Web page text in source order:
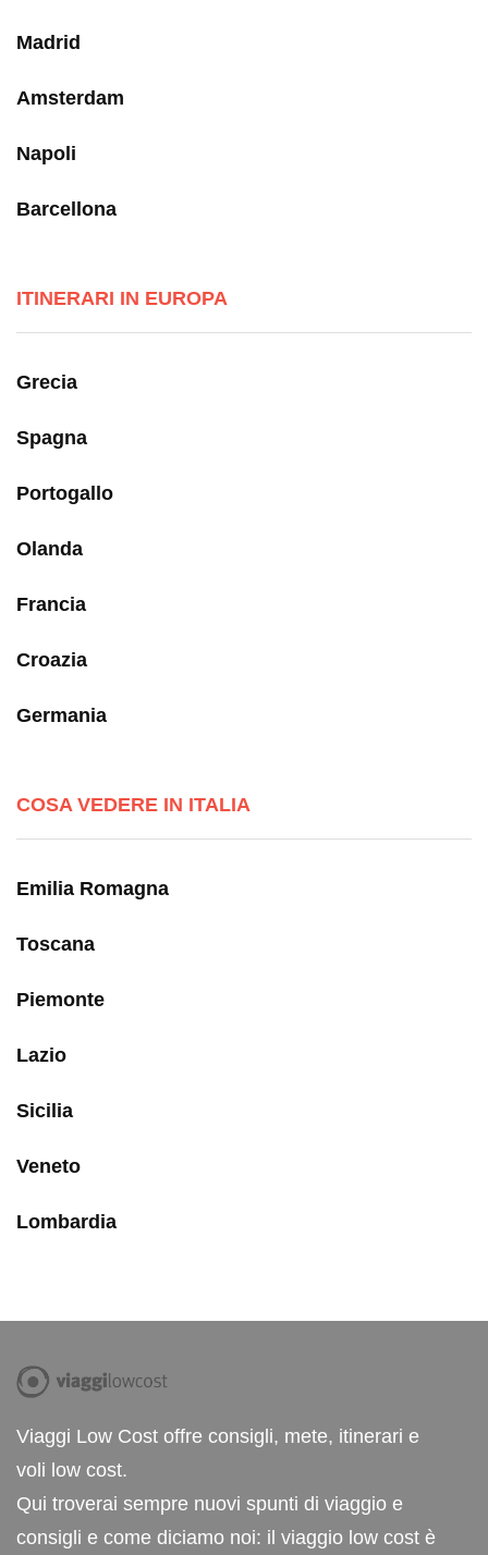
Madrid
Amsterdam
Napoli
Barcellona
ITINERARI IN EUROPA
Grecia
Spagna
Portogallo
Olanda
Francia
Croazia
Germania
COSA VEDERE IN ITALIA
Emilia Romagna
Toscana
Piemonte
Lazio
Sicilia
Veneto
Lombardia
Viaggi Low Cost offre consigli, mete, itinerari e
voli low cost.
Qui troverai sempre nuovi spunti di viaggio e
consigli e come diciamo noi: il viaggio low cost è